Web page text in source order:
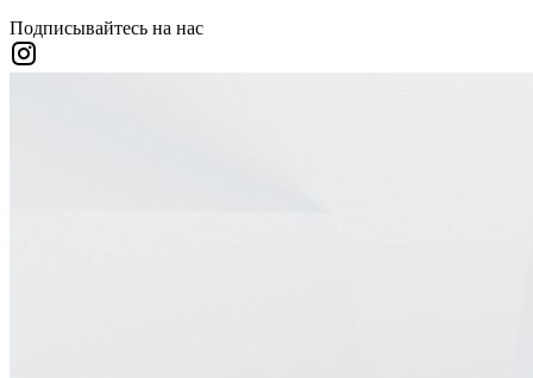
Подписывайтесь на нас